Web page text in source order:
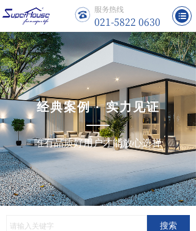
服务热线
021-5822 0630
经典案例 · 实力见证
唯有品质好用户才能放心选择
搜索